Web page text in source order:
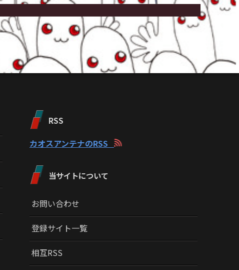
RSS
カオスアンテナのRSS
当サイトについて
お問い合わせ
登録サイト一覧
相互RSS